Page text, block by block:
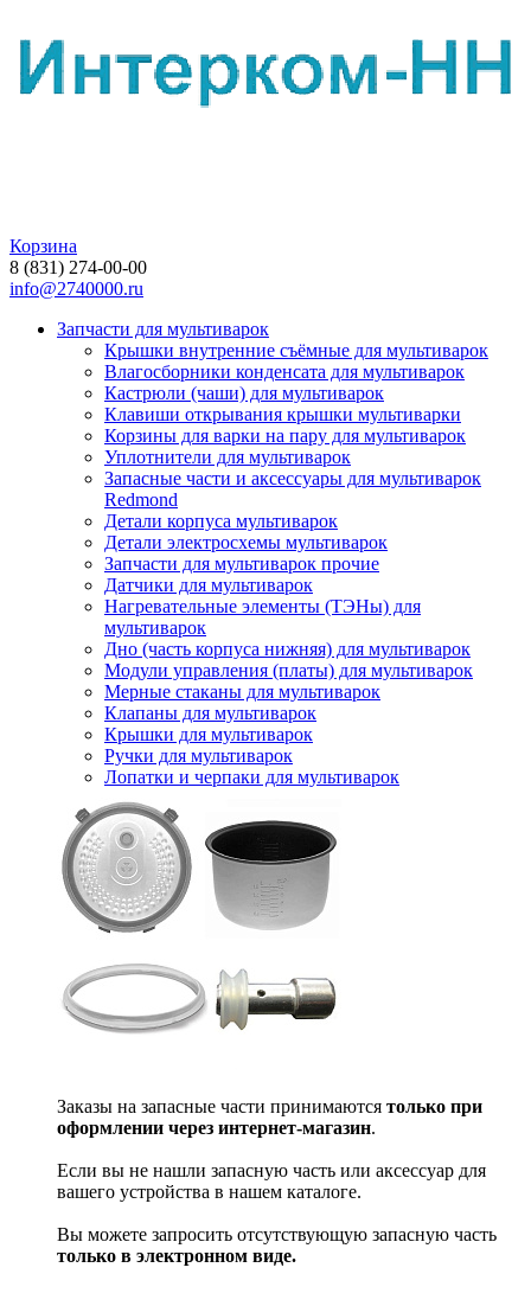
Корзина
8 (831) 274-00-00
info@2740000.ru
Запчасти для мультиварок
Крышки внутренние съёмные для мультиварок
Влагосборники конденсата для мультиварок
Кастрюли (чаши) для мультиварок
Клавиши открывания крышки мультиварки
Корзины для варки на пару для мультиварок
Уплотнители для мультиварок
Запасные части и аксессуары для мультиварок
Redmond
Детали корпуса мультиварок
Детали электросхемы мультиварок
Запчасти для мультиварок прочие
Датчики для мультиварок
Нагревательные элементы (ТЭНы) для
мультиварок
Дно (часть корпуса нижняя) для мультиварок
Модули управления (платы) для мультиварок
Мерные стаканы для мультиварок
Клапаны для мультиварок
Крышки для мультиварок
Ручки для мультиварок
Лопатки и черпаки для мультиварок
Заказы на запасные части принимаются только при
оформлении через интернет-магазин.
Если вы не нашли запасную часть или аксессуар для
вашего устройства в нашем каталоге.
Вы можете запросить отсутствующую запасную часть
только в электронном виде.